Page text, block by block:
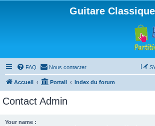
Guitare Classique
FAQ Nous contacter
Accueil Portail Index du forum
Contact Admin
Your name :